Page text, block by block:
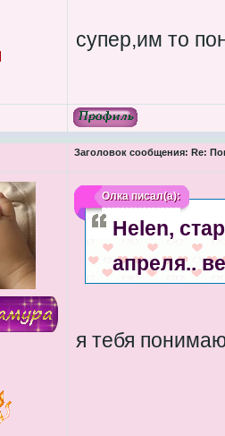
супер,им то
Заголовок сообщения: Re:
Олкаписал(а):
Helen,
апреля..
я тебя